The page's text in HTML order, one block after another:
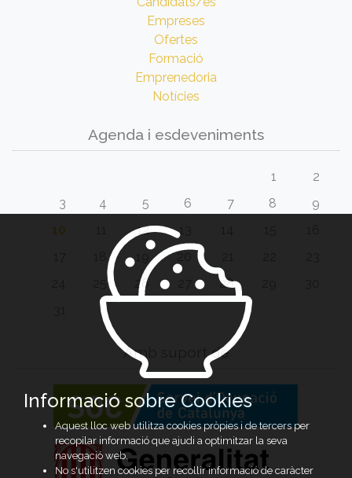
Empreses
Ofertes
Formació
Emprenedoria
Notícies
Agenda i esdeveniments
1
2
3
4 5 6 7 8
9
10
12 13
20
26 28
Amb suport de
Informació sobre Cookies
Aquest lloc web utilitza cookies pròpies i de tercers per
recopilar informació que ajudi a optimitzar la seva
navegació web.
No s'utilitzen cookies per recollir informació de caràcter